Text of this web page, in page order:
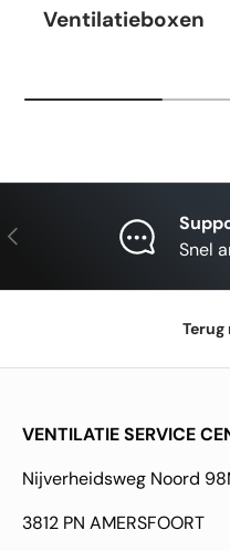
Ventilatieboxen
Vorige
Snel
Terug
VENTILATIE SERVICE
Nijverheidsweg Noord
3812 PN AMERSFOORT